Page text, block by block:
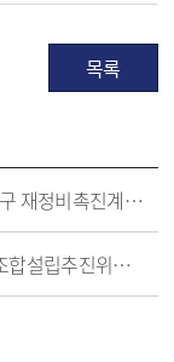
목록
구리 인창ㆍ수택 재정비촉진지구 재정비촉진계획 변경(안) 공람 공고
인창E구역 도시환경정비사업 조합설립추진위원회 승인 취소 고시